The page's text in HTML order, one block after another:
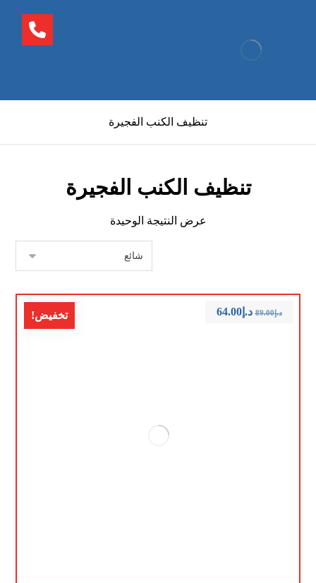
تنظيف الكنب الفجيرة
تنظيف الكنب الفجيرة
عرض النتيجة الوحيدة
تخفيض! د.إ89.00 د.إ64.00